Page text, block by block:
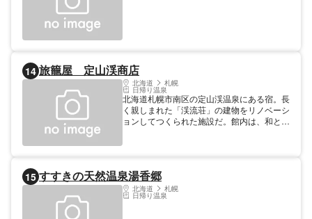
14 旅籠屋 定山渓商店
北海道 札幌
日帰り温泉
北海道札幌市南区の定山渓温泉にある宿。長
く親しまれた「渓流荘」の建物をリノベーシ
ョンしてつくられた施設だ。館内は、和とシ
は精肉店の焼肉コース、酒屋では日本酒を中
心とした全国100種類以上のお酒も楽しめる
のがならではの特徴。また、大浴場では、
15 すすきの天然温泉湯香郷
北海道 札幌
日帰り温泉